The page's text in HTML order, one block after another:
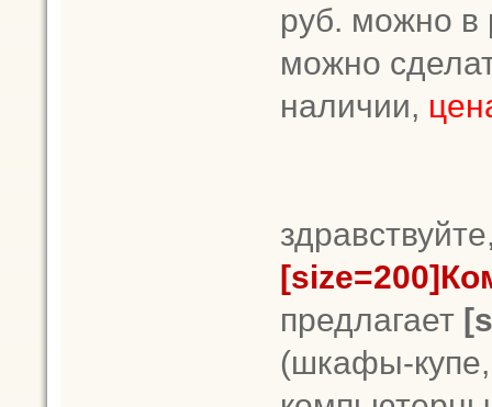
руб. можно в
можно
наличии,
предлагает
(шкафы-купе,